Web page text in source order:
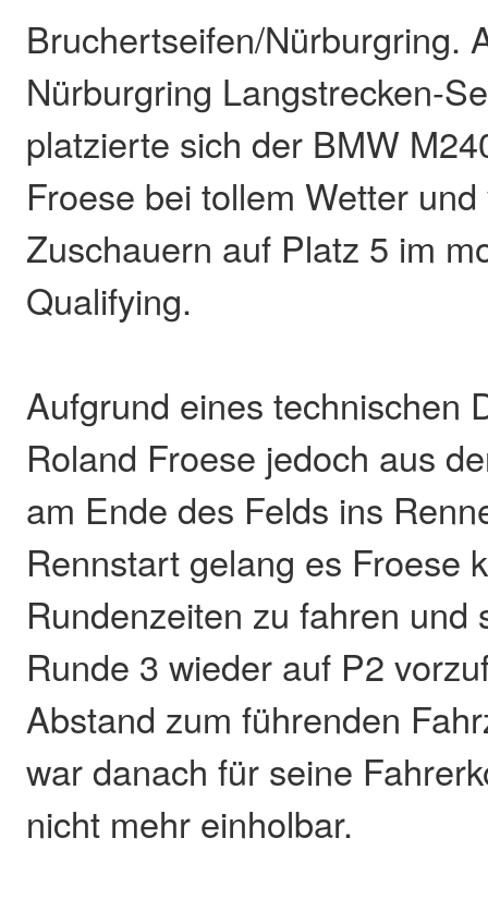
Bruchertseifen/Nürburgring.
Nürburgring Langstrecken-
platzierte sich der BMW
Froese bei tollem Wetter
Zuschauern auf Platz 5 im
Qualifying.
Aufgrund eines technischen
Roland Froese jedoch aus
am Ende des Felds ins
Rennstart gelang es Froese
Rundenzeiten zu fahren und
Runde 3 wieder auf P2
Abstand zum führenden
war danach für seine
nicht mehr einholbar.